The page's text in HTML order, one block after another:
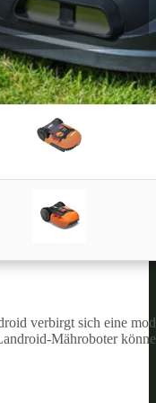
verbirgt sich eine
Mähroboter